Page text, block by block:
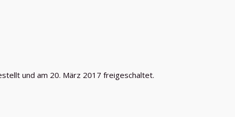
und am 20. März 2017 freigeschaltet.